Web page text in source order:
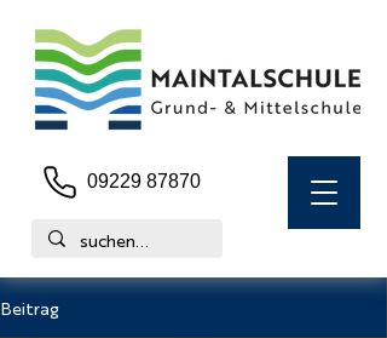
09229 87870
Beitrag